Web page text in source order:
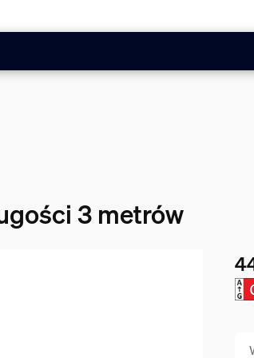
3 metrów